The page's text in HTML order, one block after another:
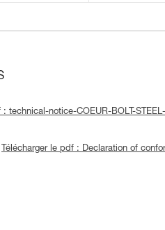
: technical-notice-COEUR-BOLT-
Télécharger le pdf : Declaration of